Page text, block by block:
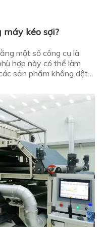
máy kéo sợi?
một số công cụ là
hợp này có thể làm
sản phẩm không dệt
để chọn được một chiếc